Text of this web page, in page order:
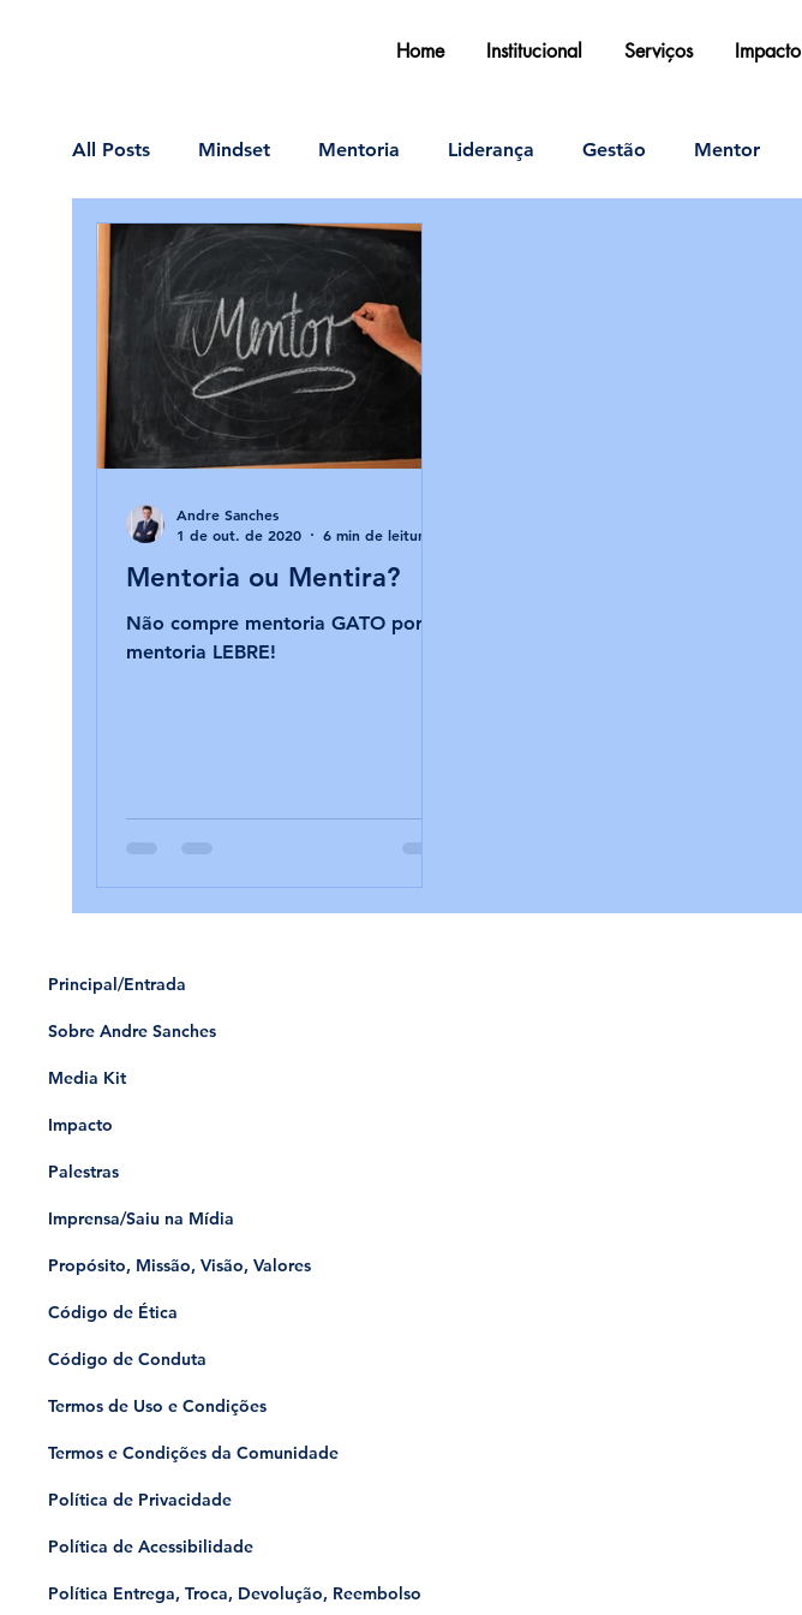
Home Institucional Serviços Impacto
All Posts Mindset Mentoria Liderança Gestão Mentor
Mentoria ou Mentira?
Não compre mentoria GATO por
mentoria LEBRE!
Andre Sanches
1 de out. de 2020
6 min de leitura
Principal/Entrada
Sobre Andre Sanches
Media Kit
Impacto
Palestras
Imprensa/Saiu na Mídia
Propósito, Missão, Visão, Valores
Código de Ética
Código de Conduta
Termos de Uso e Condições
Termos e Condições da Comunidade
Política de Privacidade
Política de Acessibilidade
Política Entrega, Troca, Devolução, Reembolso